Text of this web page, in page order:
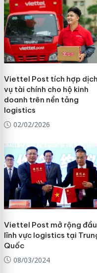
Viettel Post tích hợp dịch
vụ tài chính cho hộ kinh
doanh trên nền tảng
logistics
02/02/2026
Viettel Post mở rộng
lĩnh vực logistics tại
Quốc
08/03/2024